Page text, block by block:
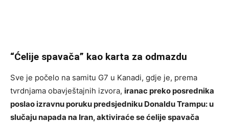
“Ćelije spavača” kao karta za odmazdu
Sve je počelo na samitu G7 u Kanadi, gdje je, prema
tvrdnjama obavještajnih izvora, iranac preko posrednika
poslao izravnu poruku predsjedniku Donaldu Trampu: u
slučaju napada na Iran, aktiviraće se ćelije spavača